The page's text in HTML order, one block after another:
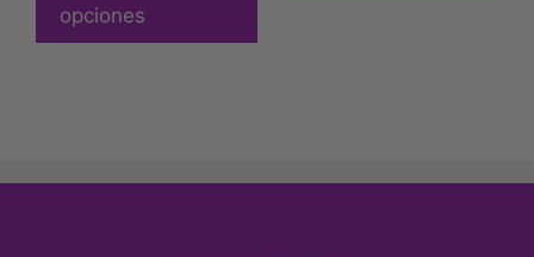
opciones